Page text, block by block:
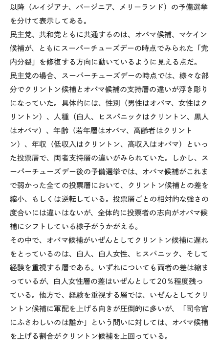
以降（ルイジアナ、バージニア、メリーランド）の予備選挙
を分けて表示してある。
民主党、共和党ともに共通するのは、オバマ候補、マケイン
候補が、ともにスーパーチューズデーの時点でみられた「党
内分裂」を修復する方向に動いているように見える点だ。
民主党の場合、スーパーチューズデーの時点では、様々な部
分でクリントン候補とオバマ候補の支持層の違いが浮き彫り
になっていた。具体的には、性別（男性はオバマ、女性はク
リントン）、人種（白人、ヒスパニックはクリントン、黒人
はオバマ）、年齢（若年層はオバマ、高齢者はクリント
ン）、年収（低収入はクリントン、高収入はオバマ）といっ
た投票層で、両者支持層の違いがみられていた。しかし、ス
ーパーチューズデー後の予備選挙では、オバマ候補がこれま
で弱かった全ての投票層において、クリントン候補との差を
縮小、もしくは逆転している。投票層ごとの相対的な強さの
度合いには違いはないが、全体的に投票者の志向がオバマ候
補にシフトしている様子がうかがえる。
その中で、オバマ候補がいぜんとしてクリントン候補に遅れ
をとっているのは、白人、白人女性、ヒスパニック、そして
経験を重視する層である。いずれについても両者の差は縮ま
っているが、白人女性層の差はいぜんとして20％程度残っ
ている。他方で、経験を重視する層では、いぜんとしてクリ
ントン候補に軍配を上げる向きが圧倒的に多いが、「司令官
にふさわしいのは誰か」という問いに対しては、オバマ候補
を上げる割合がクリントン候補を上回っている。